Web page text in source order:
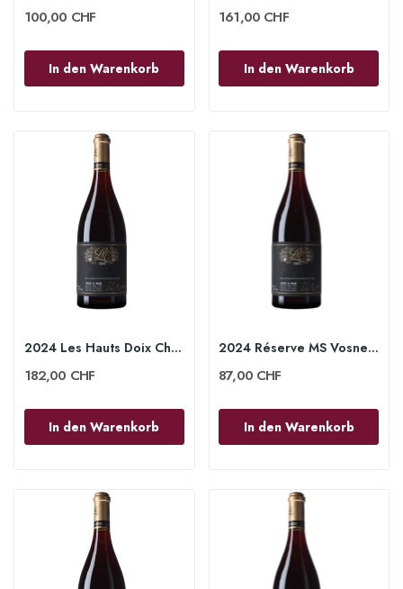
100,00 CHF
In den Warenkorb
161,00 CHF
In den Warenkorb
2024 Les Hauts Doix Chambolle-Musigny 1er Cru...
182,00 CHF
In den Warenkorb
2024 Réserve MS Vosne-Romanée 1er Cru 75cl -...
87,00 CHF
In den Warenkorb